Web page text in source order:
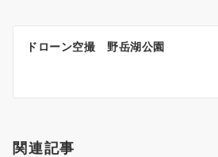
ン
ドローン空撮 野岳湖公園
関連記事